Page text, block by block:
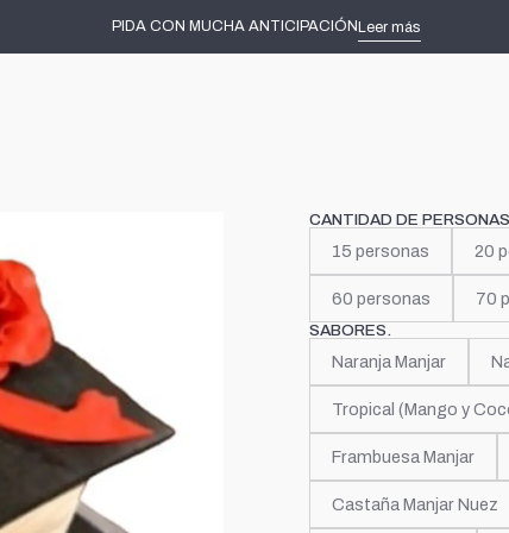
PIDA CON MUCHA ANTICIPACIÓNLeer más
Inicio Tortas decoradas Cine Crepúsculo
CANTIDAD DE PERSONAS
15 personas 20
60 personas 70
SABORES.
Naranja Manjar
Tropical (Mango y
Frambuesa Manjar
Castaña Manjar Nuez